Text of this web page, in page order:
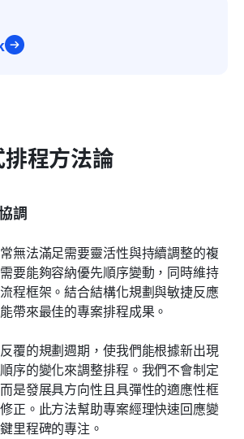
程方法論
調
無法滿足需要靈活性與持續調整的複
要能夠容納優先順序變動，同時維持
程框架。結合結構化規劃與敏捷反應
帶來最佳的專案排程成果。
覆的規劃週期，使我們能根據新出現
序的變化來調整排程。我們不會制定
是發展具方向性且具彈性的適應性框
正。此方法幫助專案經理快速回應變
里程碑的專注。